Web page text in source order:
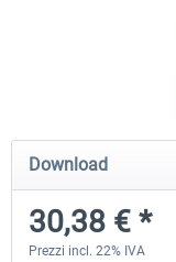
Airbus Bundle
53,65 € *
Download
30,38 € *
Prezzi incl. 22% IVA